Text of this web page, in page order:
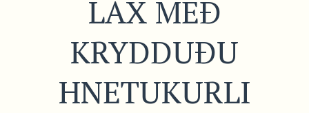
LAX MEÐ
KRYDDUÐU
HNETUKURLI